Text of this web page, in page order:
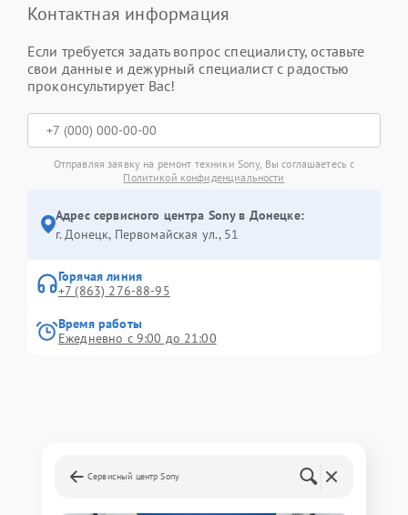
Контактная информация
Если требуется задать вопрос специалисту, оставьте
свои данные и дежурный специалист с радостью
проконсультирует Вас!
Отправляя заявку на ремонт техники Sony, Вы соглашаетесь с
Политикой конфиденциальности
Адрес сервисного центра Sony в Донецке:
г. Донецк, Первомайская ул., 51
Горячая линия
+7 (863) 276-88-95
Время работы
Ежедневно с 9:00 до 21:00
Сервисный центр Sony